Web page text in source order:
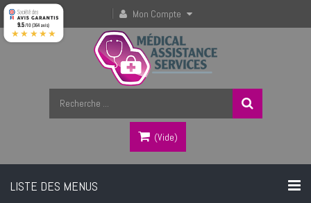
Mon Compte
(vide)
LISTE DES MENUS
9.5/10 (364 avis)
★★★★★